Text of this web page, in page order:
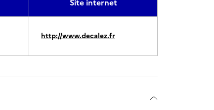
Site internet
http://www.decalez.fr